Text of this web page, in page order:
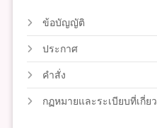
ข้อบัญญัติ
ประกาศ
คำสั่ง
กฏหมายและระเบียบที่เกี่ย